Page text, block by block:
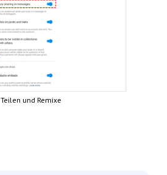
Teilen und Remixe